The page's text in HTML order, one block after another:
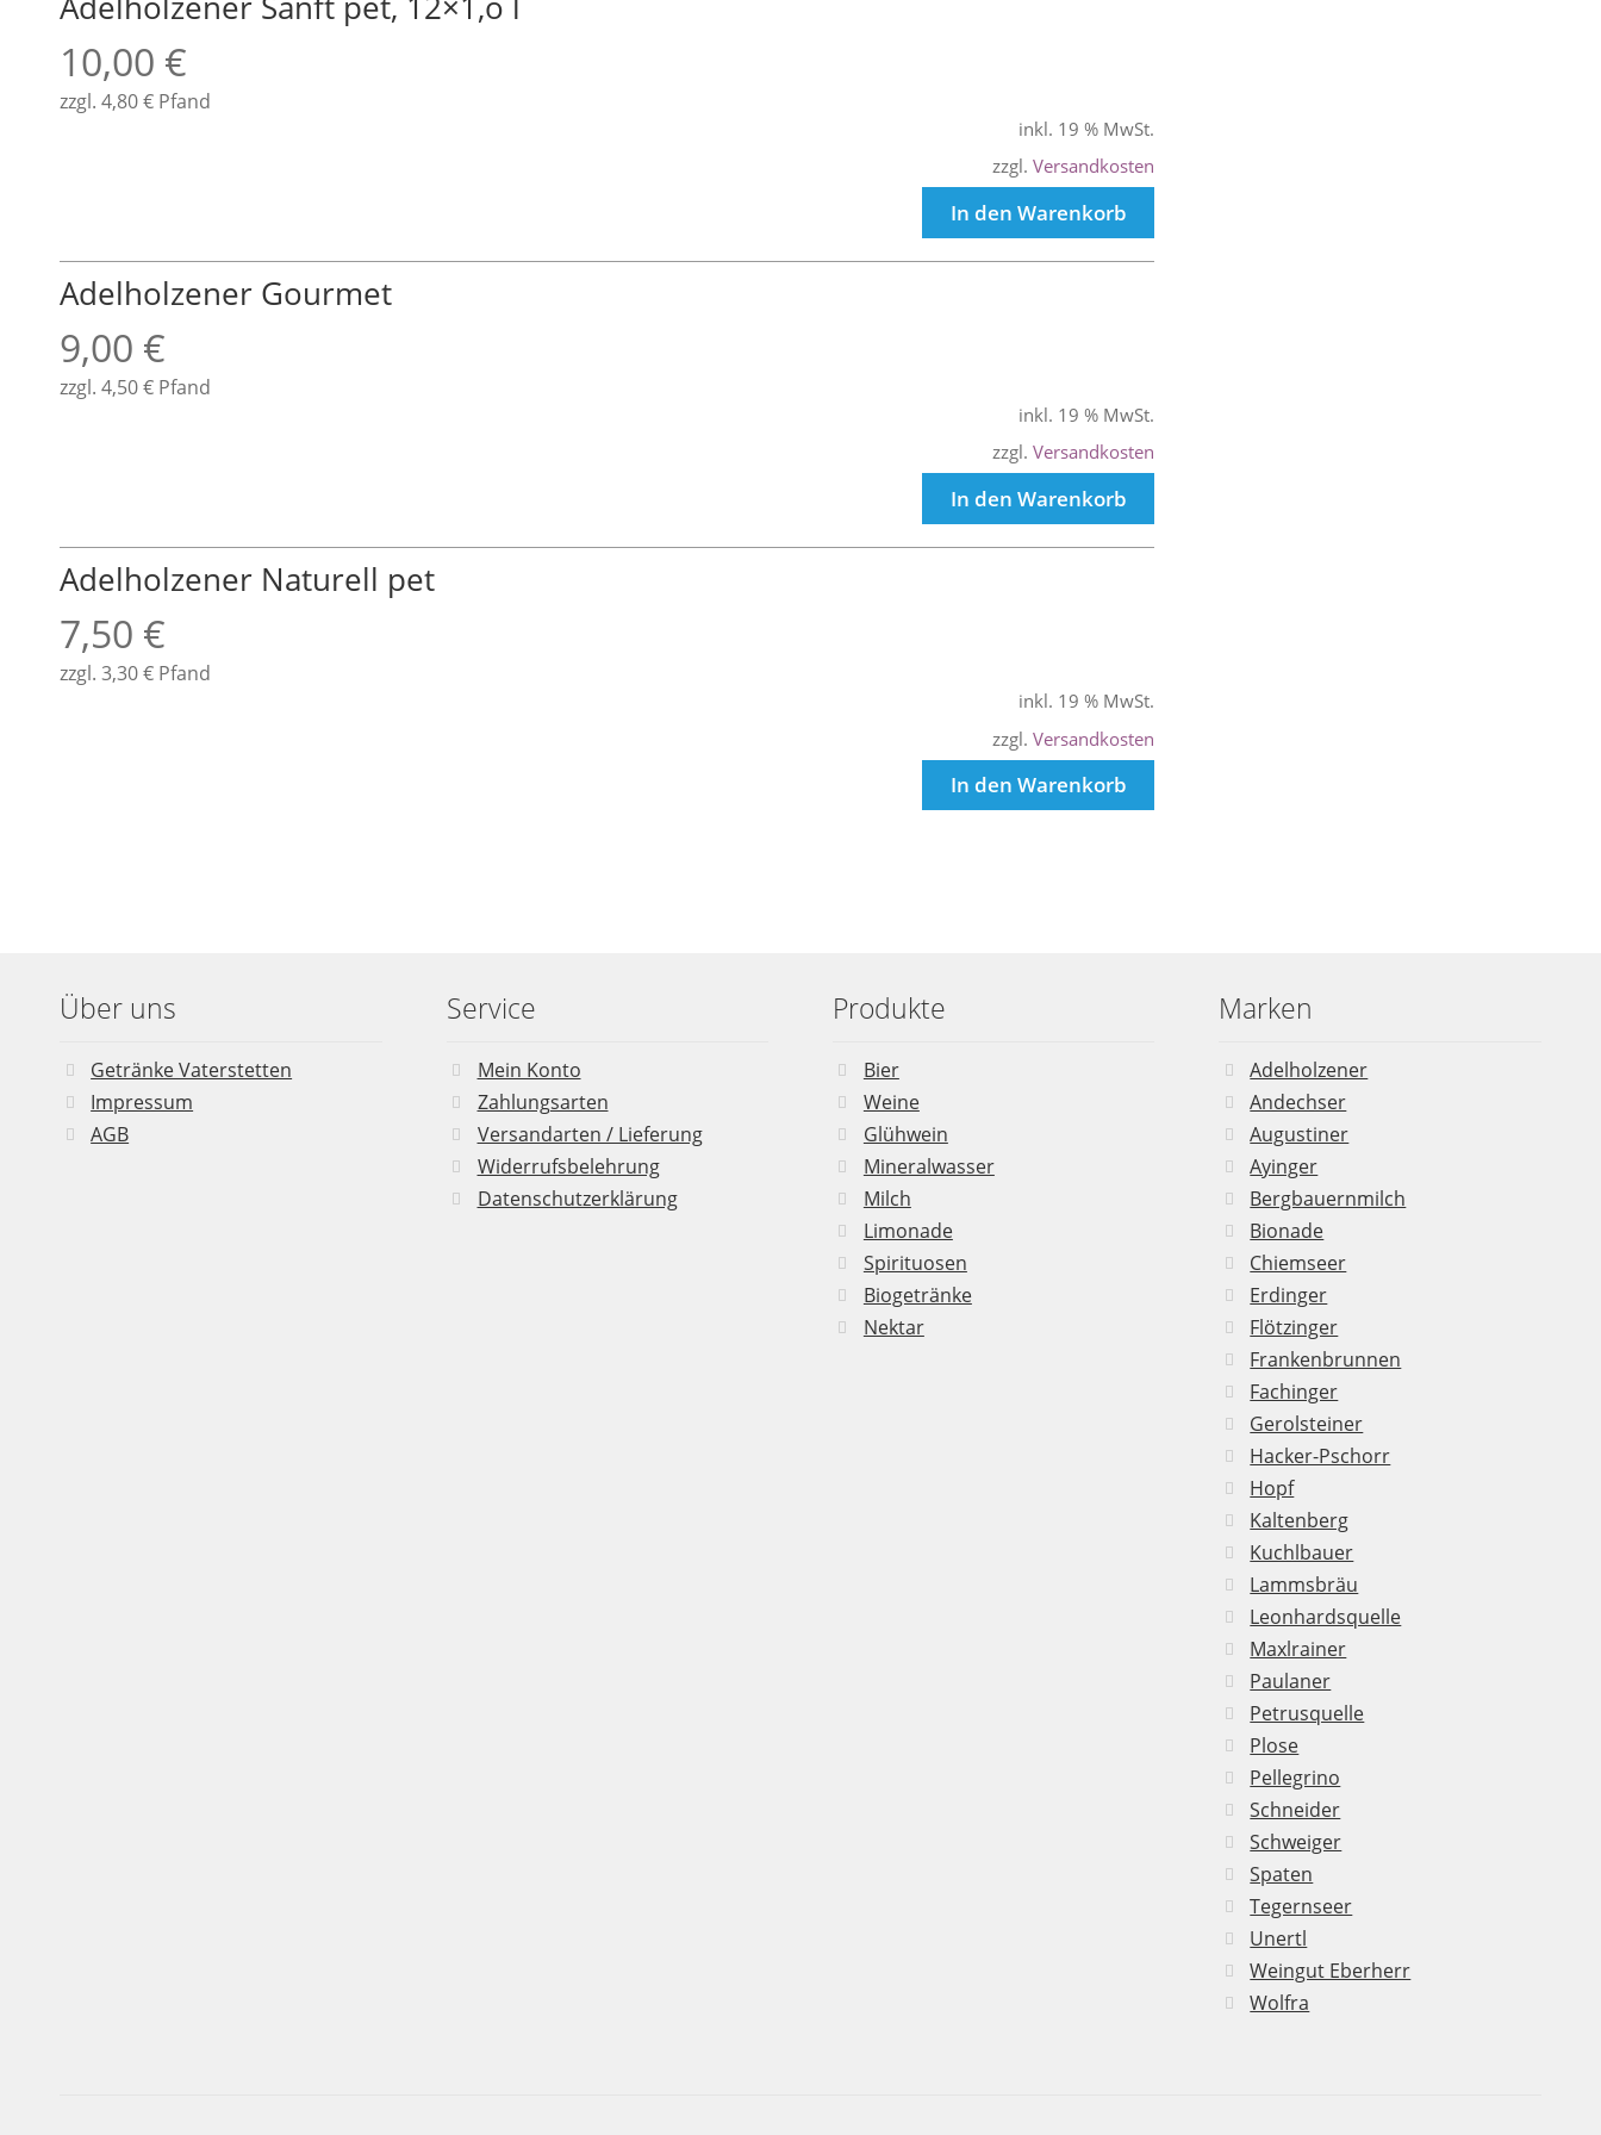
10,00 €
zzgl.4,80€ Pfand
inkl. 19 % MwSt.
zzgl.Versandkosten
In den Warenkorb
Adelholzener Gourmet
9,00 €
zzgl.4,50€ Pfand
inkl. 19 % MwSt.
zzgl.Versandkosten
In den Warenkorb
Adelholzener Naturell pet
7,50 €
zzgl.3,30€ Pfand
inkl. 19 % MwSt.
zzgl.Versandkosten
In den Warenkorb
Über uns
Getränke Vaterstetten
Impressum
AGB
Service
Mein Konto
Zahlungsarten
Versandarten / Lieferung
Widerrufsbelehrung
Datenschutzerklärung
Produkte
Bier
Weine
Glühwein
Mineralwasser
Milch
Limonade
Spirituosen
Biogetränke
Nektar
Marken
Adelholzener
Andechser
Augustiner
Ayinger
Bergbauernmilch
Bionade
Chiemseer
Erdinger
Flötzinger
Frankenbrunnen
Fachinger
Gerolsteiner
Hacker-Pschorr
Hopf
Kaltenberg
Kuchlbauer
Lammsbräu
Leonhardsquelle
Maxlrainer
Paulaner
Petrusquelle
Plose
Pellegrino
Schneider
Schweiger
Spaten
Tegernseer
Unertl
Weingut Eberherr
Wolfra